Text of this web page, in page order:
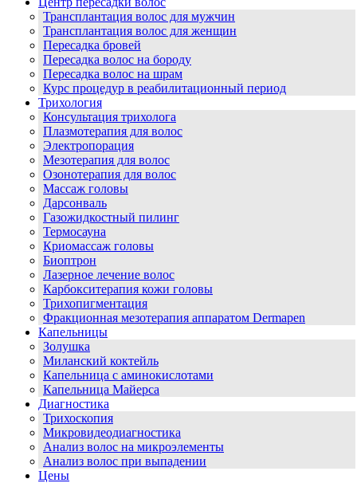
Трансплантация волос для мужчин
Трансплантация волос для женщин
Пересадка бровей
Пересадка волос на бороду
Пересадка волос на шрам
Курс процедур в реабилитационный период
Трихология
Консультация трихолога
Плазмотерапия для волос
Электропорация
Мезотерапия для волос
Озонотерапия для волос
Массаж головы
Дарсонваль
Газожидкостный пилинг
Термосауна
Криомассаж головы
Биоптрон
Лазерное лечение волос
Карбокситерапия кожи головы
Трихопигментация
Фракционная мезотерапия аппаратом Dermapen
Капельницы
Золушка
Миланский коктейль
Капельница с аминокислотами
Капельница Майерса
Диагностика
Трихоскопия
Микровидеодиагностика
Анализ волос на микроэлементы
Анализ волос при выпадении
Цены